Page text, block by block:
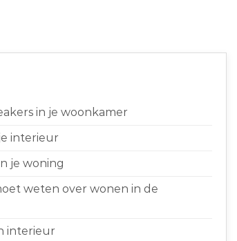
in je woonkamer
interieur
je woning
weten over wonen in de
interieur